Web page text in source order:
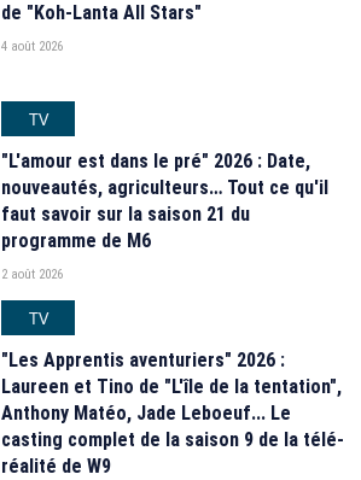
de "Koh-Lanta All Stars"
4 août 2026
TV
"L'amour est dans le pré" 2026 : Date,
nouveautés, agriculteurs… Tout ce qu'il
faut savoir sur la saison 21 du
programme de M6
2 août 2026
TV
"Les Apprentis aventuriers" 2026 :
Laureen et Tino de "L'île de la tentation",
Anthony Matéo, Jade Leboeuf... Le
casting complet de la saison 9 de la télé-
réalité de W9